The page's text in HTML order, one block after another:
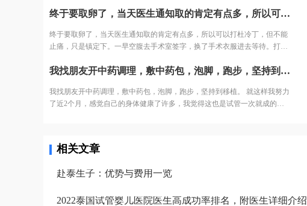
身体之后，我对自己有信心。 医生也就没说什么，直接签了风险书，等着隔
之后我直接回家了。
最可惜的，所以第一我要提醒的是，不孕检查一定做全了，不然浪费时间查
侧堵塞。我产科的闺蜜说可以做腹腔镜，也可以试管。但是想了了几天，我
分析了自己的情况，觉得手术之后再尝试，万一没怀复发还是要去试管。再
了。
终于要取卵了，当天医生通知取的肯定有点多，所以可以打杜冷丁，但不能止痛，只是镇定下。一早空腹去手术室签字，换了手术衣服进去等待。打了针我就躺床上等着，看着之前取卵的姐妹一个一个出来都哭了，我也怕的不行了。 结果出来了，取了22个，配对17个，结果冻胚5个囊胚1个。取卵之后第三天，卵巢过度刺激征开始了，喝进去的水和食物根本排不出来。进去多出来少，可想而知多难受，短短几天，肚子如同怀孕几个月，全身鼓起来，吃不好睡不好。 由于积液严重，直接住院治疗，期间对几种治疗的药物全部过敏。每天只能挂葡萄糖，难受得想死。 最后听产科闺蜜建议，托人去医药公司买了人球白蛋白挂上，突然一晚跑了很多次厕所，第二天马上松快了许多。这关算是熬过去了。 补充下，造成卵巢过度刺激征的原因一个是因为年轻，卵巢敏感，受到大量药物刺激，激素水平失调，再者就是血液里的电解质缺失导致大量血液里的蛋白流失。
终于要取卵了，当天医生通知取的肯定有点多，所以可以打杜冷丁，但不能
止痛，只是镇定下。一早空腹去手术室签字，换了手术衣服进去等待。打了
行了。 结果出来了，取了22个，配对17个，结果冻胚5个囊胚1个。取卵之后
出来少，可想而知多难受，短短几天，肚子如同怀孕几个月，全身鼓起来，
吃不好睡不好。 由于积液严重，直接住院治疗，期间对几种治疗的药物全部
多。这关算是熬过去了。 补充下，造成卵巢过度刺激征的原因一个是因为年
轻，卵巢敏感，受到大量药物刺激，激素水平失调，再者就是血液里的电解
我找朋友开中药调理，敷中药包，泡脚，跑步，坚持到移植。 就这样我努力了近2个月，感觉自己的身体健康了许多，我觉得这也是试管一次就成的重要原因之一。 好不容易熬到了11月，B超医生一看内膜只有0.6cm，劝我取消移植，其实自己之前3次促排内膜都很好，这次内膜薄可能是因为周期长，内膜还没长起来，还有对补佳乐这个药根本不吸收，所以我还是坚持移植，医生说要平常心，但我看姐妹们的分享知道成功率可能只有1成不到了。 因为医生要求移植前三天每天塞2颗黄体酮，给移植做准备，我竟然忘了1次，又吓得不行，但是我想既然都到了现在，不想浪费这么多心血，再者调理了身体之后，我对自己有信心。 医生也就没说什么，直接签了风险书，等着隔天移植。 11月28号移植当天，我紧张半天，移植竟然一点感觉都没有。移植之后我直接回家了。
我找朋友开中药调理，敷中药包，泡脚，跑步，坚持到移植。 就这样我努力
了近2个月，感觉自己的身体健康了许多，我觉得这也是试管一次就成的重
医生说要平常心，但我看姐妹们的分享知道成功率可能只有1成不到了。 因
又吓得不行，但是我想既然都到了现在，不想浪费这么多心血，再者调理了
天移植。 11月28号移植当天，我紧张半天，移植竟然一点感觉都没有。移植
相关文章
赴泰生子：优势与费用一览
2022泰国试管婴儿医院医生高成功率排名，附医生详细介绍